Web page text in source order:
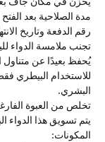
مدة الصلاحية بعد الفتح
رقم الدفعة وتاريخ
تجنب ملامسة الدواء
يُحفظ بعيدًا عن متناول
للاستخدام البيطري
البشري.
تخلص من العبوة
يتم تسويق هذا الدواء
المكونات: